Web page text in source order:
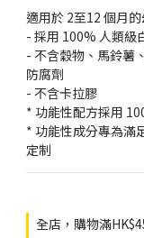
適用於 2至12 個月
- 採用 100% 人類級
- 不含穀物、馬鈴薯
防腐劑
- 不含卡拉膠
* 功能性配方採用
* 功能性成分專為滿
定制
全店，購物滿